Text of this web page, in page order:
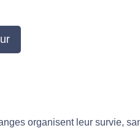
organisent leur survie,